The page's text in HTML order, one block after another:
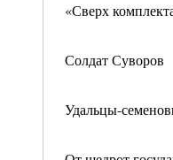
«Сверх
Солдат Суворов
Удальцы-